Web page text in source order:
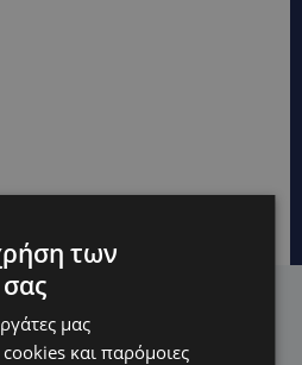
των
μας
και παρόμοιες